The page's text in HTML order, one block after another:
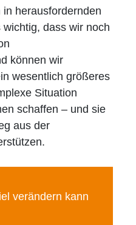
herausfordernden
dass wir noch
können wir
wesentlich größeres
Situation
schaffen – und sie
aus der
verändern kann